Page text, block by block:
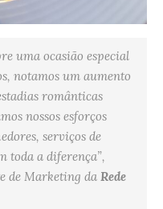
uma ocasião especial
notamos um aumento
românticas
nossos esforços
serviços de
toda a diferença”,
de Marketing da Rede